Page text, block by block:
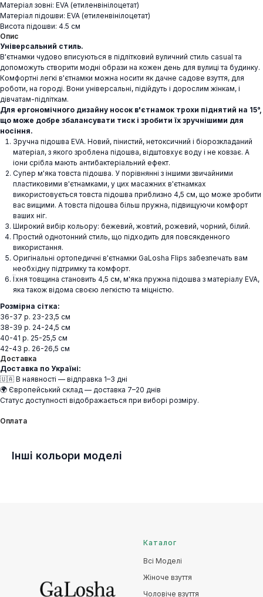
Матеріал зовні: EVA (етиленвінілоцетат)
Матеріал підошви: EVA (етиленвінілоцетат)
Висота підошви: 4.5 см
Опис
Універсальний стиль.
В'єтнамки чудово вписуються в підлітковий вуличний стиль casual та
допоможуть створити модні образи на кожен день для вулиці та будинку.
Комфортні легкі в'єтнамки можна носити як дачне садове взуття, для
роботи, на городі. Вони універсальні, підійдуть і дорослим жінкам, і
дівчатам-підліткам.
Для ергономічного дизайну носок в'єтнамок трохи піднятий на 15°,
що може добре збалансувати тиск і зробити їх зручнішими для
носіння.
Зручна підошва EVA. Новий, пінистий, нетоксичний і біорозкладаний
матеріал, з якого зроблена підошва, відштовхує воду і не ковзає. А
іони срібла мають антибактеріальний ефект.
Супер м'яка товста підошва. У порівнянні з іншими звичайними
пластиковими в'єтнамками, у цих масажних в'єтнамках
використовується товста підошва приблизно 4,5 см, що може зробити
вас вищими. А товста підошва більш пружна, підвищуючи комфорт
ваших ніг.
Широкий вибір кольору: бежевий, жовтий, рожевий, чорний, білий.
Простий однотонний стиль, що підходить для повсякденного
використання.
Оригінальні ортопедичні в'єтнамки GaLosha Flips забезпечать вам
необхідну підтримку та комфорт.
Їхня товщина становить 4,5 см, м'яка пружна підошва з матеріалу EVA,
яка також відома своєю легкістю та міцністю.
Розмірна сітка:
36-37 р. 23-23,5 см
38-39 р. 24-24,5 см
40-41 р. 25-25,5 см
42-43 р. 26-26,5 см
Доставка
Доставка по Україні:
🇺🇦 В наявності — відправка 1–3 дні
🌍 Європейський склад — доставка 7–20 днів
Статус доступності відображається при виборі розміру.
Оплата
Інші кольори моделі
Каталог
Всі Моделі
Жіноче взуття
Чоловіче взуття